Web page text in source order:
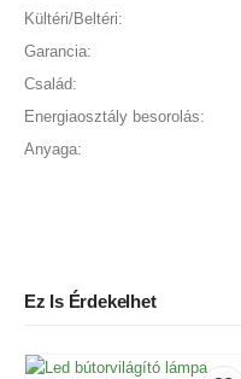
Kültéri/Beltéri:
Garancia:
Család:
Energiaosztály besorolás:
Anyaga:
Ez Is Érdekelhet